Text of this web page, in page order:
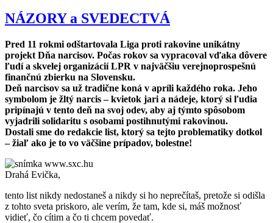
NÁZORY a SVEDECTVÁ
Pred 11 rokmi odštartovala Liga proti rakovine unikátny
projekt Dňa narcisov. Počas rokov sa vypracoval vďaka dôvere
ľudí a skvelej organizácií LPR v najväčšiu verejnoprospešnú
finančnú zbierku na Slovensku.
Deň narcisov sa už tradične koná v apríli každého roka. Jeho
symbolom je žltý narcis – kvietok jari a nádeje, ktorý si ľudia
pripínajú v tento deň na svoj odev, aby aj týmto spôsobom
vyjadrili solidaritu s osobami postihnutými rakovinou.
Dostali sme do redakcie list, ktorý sa tejto problematiky dotkol
– žiaľ ako je to vo väčšine prípadov, bolestne!
Drahá Evička,
tento list nikdy nedostaneš a nikdy si ho neprečítaš, pretože si odišla
z tohto sveta priskoro, ale verím, že tam, kde si, máš možnosť
vidieť, čo cítim a čo ti chcem povedať.